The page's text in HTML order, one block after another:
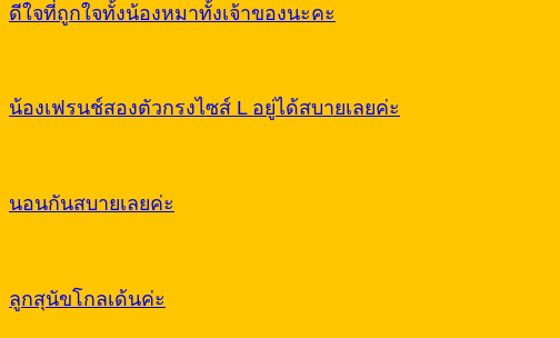
ดีใจที่ถูกใจทั้งน้องหมาทั้งเจ้าของนะคะ
น้องเฟรนช์สองตัวกรงไซส์ L อยู่ได้สบายเลยค่ะ
นอนกันสบายเลยค่ะ
ลูกสุนัขโกลเด้นค่ะ